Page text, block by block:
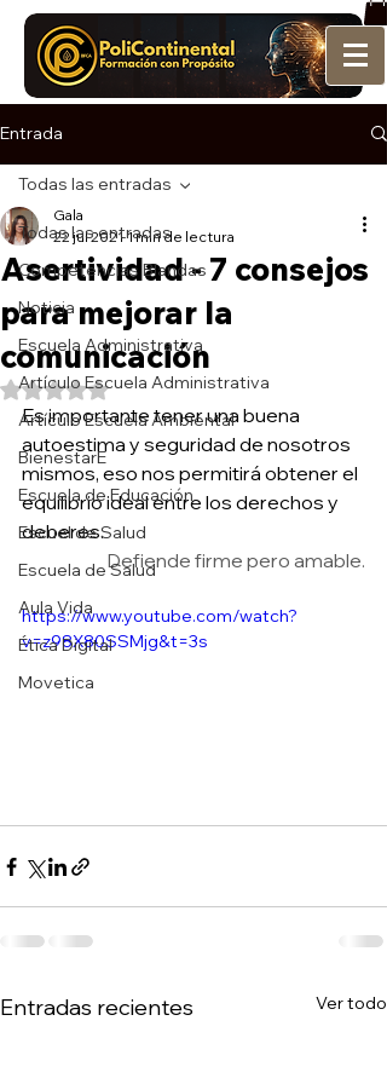
Entrada
Todas las entradas
Competencias Blandas
Noticia
Escuela Administrativa
Artículo Escuela Administrativa
Artículo Escuela Ambiental
BienestarE
Escuela de Educación
Escuel de Salud
Escuela de Salud
Aula Vida
Ética Digital
Movetica
Todas las entradas
Asertividad - 7 consejos
para mejorar la
comunicación
Gala
22 jul 2021 1 min de lectura
Obtuvo NaN de 5 estrellas.
Es importante tener una buena
autoestima y seguridad de nosotros
mismos, eso nos permitirá obtener el
equilibrio ideal entre los derechos y
deberes.
Defiende firme pero amable.
https://www.youtube.com/watch?
v=z98X80SSMjg&t=3s
Entradas recientes Ver todo